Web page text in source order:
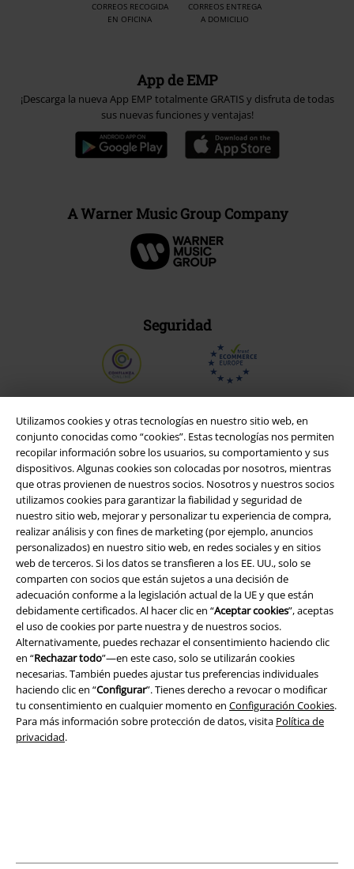
Utilizamos cookies y otras tecnologías en nuestro sitio web, en
conjunto conocidas como “cookies”. Estas tecnologías nos permiten
recopilar información sobre los usuarios, su comportamiento y sus
dispositivos. Algunas cookies son colocadas por nosotros, mientras
que otras provienen de nuestros socios. Nosotros y nuestros socios
utilizamos cookies para garantizar la fiabilidad y seguridad de
nuestro sitio web, mejorar y personalizar tu experiencia de compra,
realizar análisis y con fines de marketing (por ejemplo, anuncios
personalizados) en nuestro sitio web, en redes sociales y en sitios
web de terceros. Si los datos se transfieren a los EE. UU., solo se
comparten con socios que están sujetos a una decisión de
adecuación conforme a la legislación actual de la UE y que están
debidamente certificados. Al hacer clic en “Aceptar cookies”, aceptas
el uso de cookies por parte nuestra y de nuestros socios.
Alternativamente, puedes rechazar el consentimiento haciendo clic
en “Rechazar todo”—en este caso, solo se utilizarán cookies
necesarias. También puedes ajustar tus preferencias individuales
haciendo clic en “Configurar”. Tienes derecho a revocar o modificar
tu consentimiento en cualquier momento en Configuración Cookies.
Para más información sobre protección de datos, visita Política de
privacidad.
CORREOS RECOGIDA
EN OFICINA
CORREOS ENTREGA
A DOMICILIO
App de EMP
¡Descarga la nueva App EMP totalmente GRATIS y disfruta de todas
sus nuevas funciones y ventajas!
A Warner Music Group Company
Seguridad
Legal
Términos y Condiciones
Aviso Legal
Ley protección de datos
Eliminación de residuos y protección del medioambiente
Declaración de Conformidad